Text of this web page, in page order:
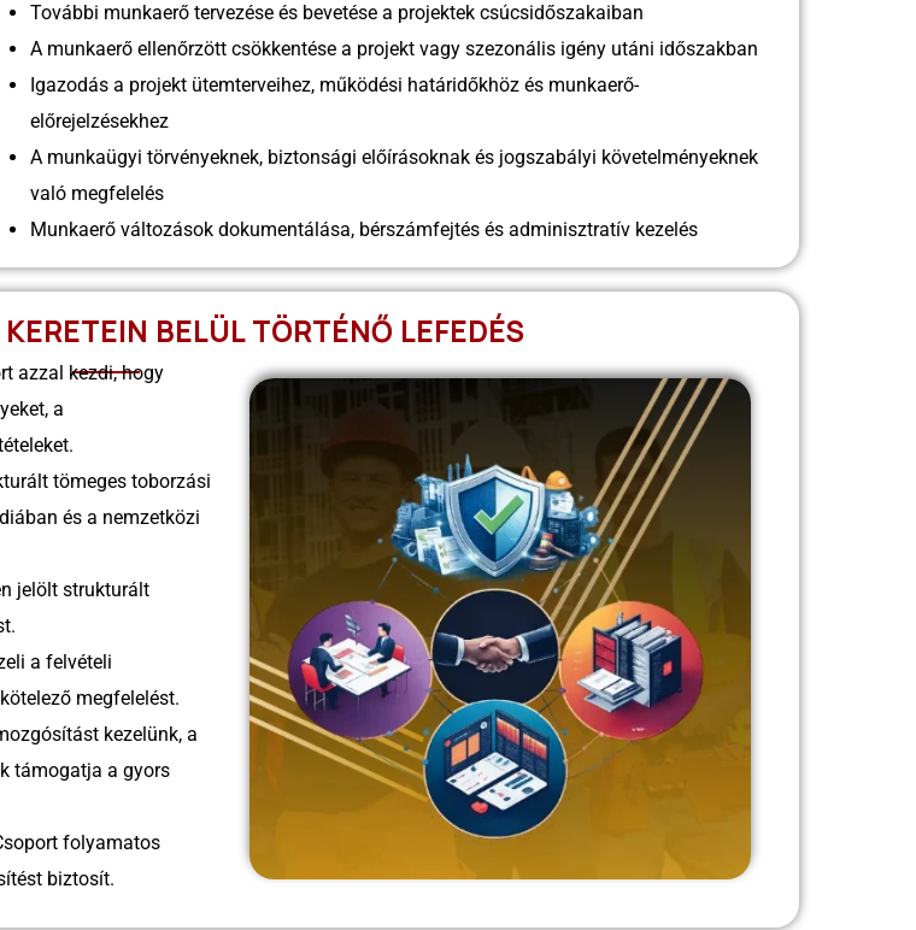
További munkaerő tervezése és bevetése a projektek csúcsidőszakaiban
A munkaerő ellenőrzött csökkentése a projekt vagy szezonális igény utáni időszakban
Igazodás a projekt ütemterveihez, működési határidőkhöz és munkaerő-
előrejelzésekhez
A munkaügyi törvényeknek, biztonsági előírásoknak és jogszabályi követelményeknek
való megfelelés
Munkaerő változások dokumentálása, bérszámfejtés és adminisztratív kezelés
BELÜL TÖRTÉNŐ LEFEDÉS
azzal kezdi, hogy
a
tömeges toborzási
és a nemzetközi
jelölt strukturált
a felvételi
megfelelést.
kezelünk, a
támogatja a gyors
folyamatos
biztosít.